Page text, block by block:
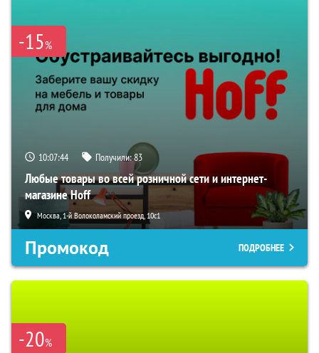
-15%
10:07:43 Получили:83
Любые товары во всей розничной сети и интернет-
магазине Hoff
Москва, 1-й Волоколамский проезд, 10с1
Промокод ПОДРОБНЕЕ
-20%